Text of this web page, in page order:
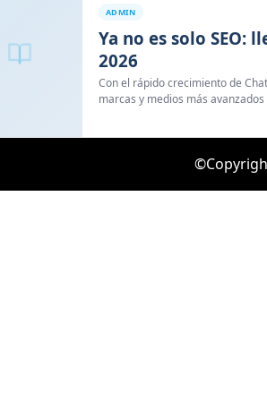
ADMIN
Ya no es solo SEO:
2026
Con el rápido crecimiento de
marcas y medios más
clásico. El sector celebra su